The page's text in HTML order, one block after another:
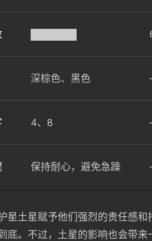
深棕色、黑色
4、8
保持耐心，避免急躁
星土星赋予他们强烈的责任感
底。不过，土星的影响也会带